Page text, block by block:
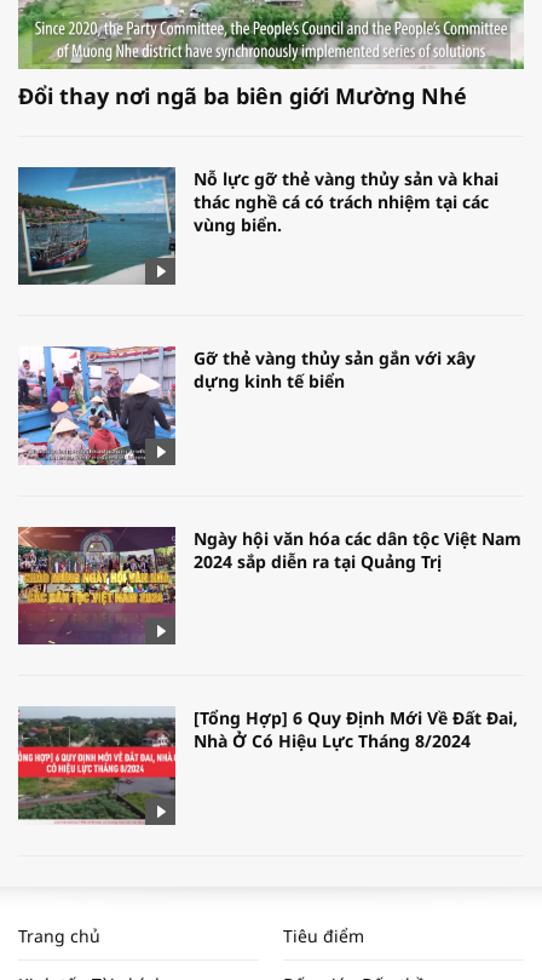
Đổi thay nơi ngã ba biên giới Mường Nhé
Nỗ lực gỡ thẻ vàng thủy sản và khai
thác nghề cá có trách nhiệm tại các
vùng biển.
Gỡ thẻ vàng thủy sản gắn với xây
dựng kinh tế biển
Ngày hội văn hóa các dân tộc Việt Nam
2024 sắp diễn ra tại Quảng Trị
[Tổng Hợp] 6 Quy Định Mới Về Đất Đai,
Nhà Ở Có Hiệu Lực Tháng 8/2024
NAM NĂM 2024 VÀ NĂM 2025 | NHỊP
ĐẬP THỊ TRƯỜNG #62
Trang chủ Tiêu điểm